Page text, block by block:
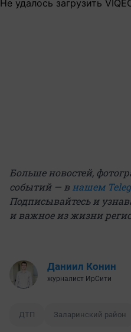
Не удалось загрузить
Больше новостей,
событий — внашем
Подписывайтесь и
и важное из жизни
Даниил Конин
журналист ИрСити
ДТП Заларинский район